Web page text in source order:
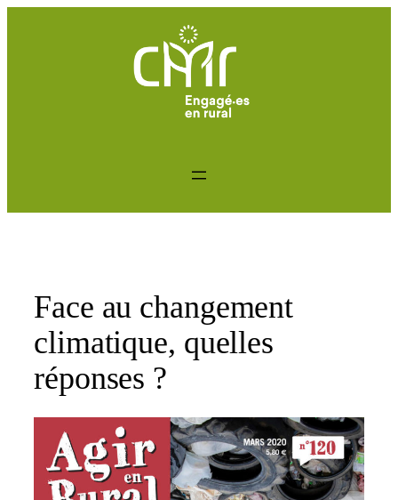
Face au changement
climatique, quelles
réponses ?